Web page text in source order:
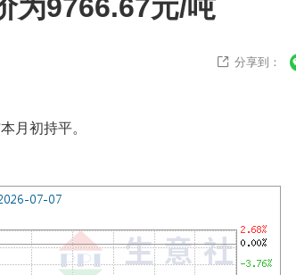
为9766.67元/吨
 分享到：
月初持平。